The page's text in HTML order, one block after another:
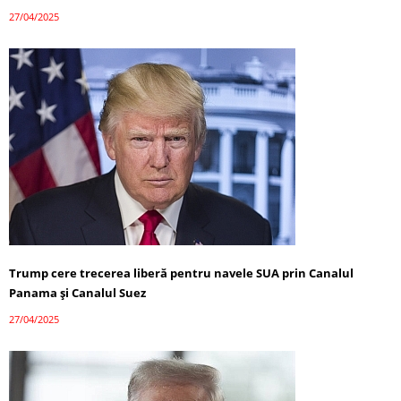
27/04/2025
Trump cere trecerea liberă pentru navele SUA prin Canalul
Panama și Canalul Suez
27/04/2025